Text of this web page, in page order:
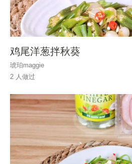
鸡尾洋葱拌秋葵
琥珀maggie
2 人做过